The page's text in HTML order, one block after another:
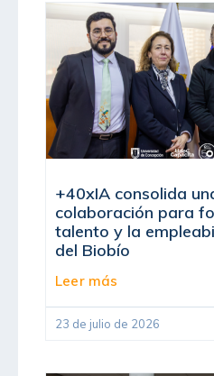
+40xIA consolida
colaboración para
talento y la
del Biobío
Leer más
23 de julio de 2026